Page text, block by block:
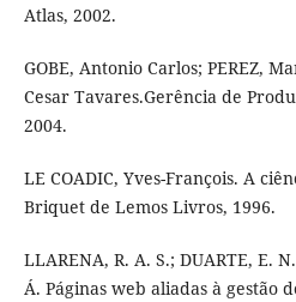
Atlas, 2002.
GOBE, Antonio Carlos; PEREZ,
Cesar Tavares.Gerência de
2004.
LE COADIC, Yves-François. A
Briquet de Lemos Livros, 1996.
LLARENA, R. A. S.; DUARTE, E.
Á. Páginas web aliadas à gestão